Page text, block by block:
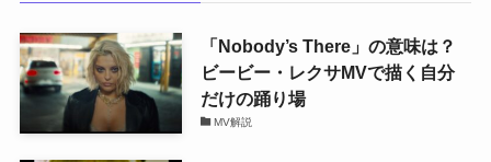
「Nobody’s There」の意味は？
ビービー・レクサMVで描く自分
だけの踊り場
MV解説